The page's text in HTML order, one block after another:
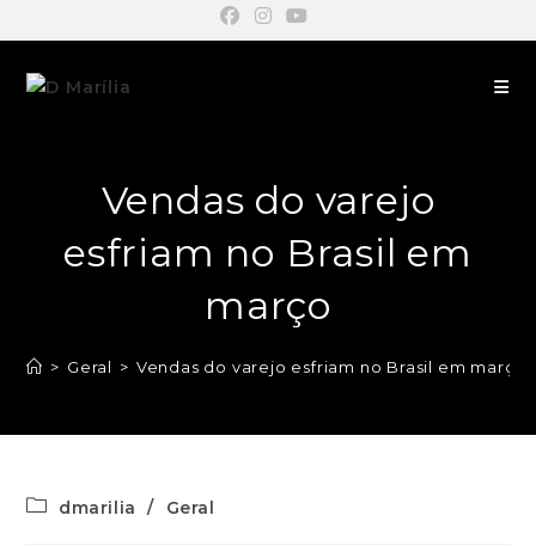
Vendas do varejo
esfriam no Brasil em
março
> Geral > Vendas do varejo esfriam no Brasil em março
dmarilia / Geral